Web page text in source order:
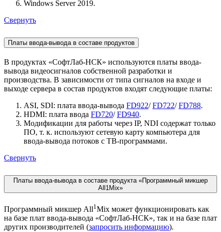
Windows Server 2019.
Свернуть
Платы ввода-вывода в составе продуктов
В продуктах «СофтЛаб-НСК» используются платы ввода-
вывода видеосигналов собственной разработки и
производства. В зависимости от типа сигналов на входе и
выходе сервера в состав продуктов входят следующие платы:
ASI, SDI: плата ввода-вывода FD922/FD722/FD788.
HDMI: плата ввода FD720/FD940.
Модификации для работы через IP, NDI содержат только
ПО, т. к. используют сетевую карту компьютера для
ввода-вывода потоков с ТВ-программами.
Свернуть
Платы ввода-вывода в составе продукта «Программный микшер
All1Mix»
Программный микшер All1 Mix может функционировать как
на базе плат ввода-вывода «СофтЛаб-НСК», так и на базе плат
других производителей (запросить информацию).